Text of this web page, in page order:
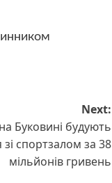
Next:
Буковині будують
спортзалом за 38
мільйонів гривень